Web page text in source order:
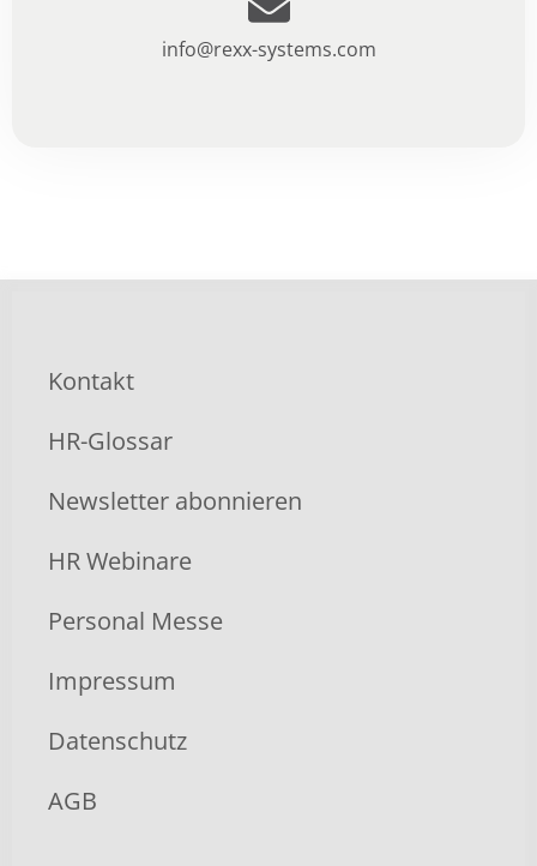
info@rexx-systems.com
Kontakt
HR-Glossar
Newsletter abonnieren
HR Webinare
Personal Messe
Impressum
Datenschutz
AGB